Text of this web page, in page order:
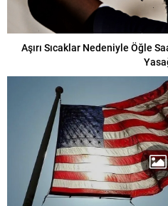
Aşırı Sıcaklar Nedeniyle Öğle